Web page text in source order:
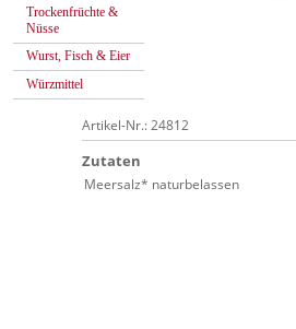
Trockenfrüchte &
Nüsse
Wurst, Fisch & Eier
Würzmittel
Artikel-Nr.: 24812
Zutaten
Meersalz* naturbelassen